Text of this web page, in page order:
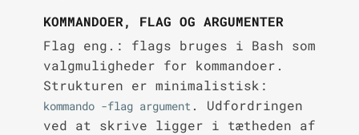
KOMMANDOER, FLAG OG ARGUMENTER
Flag eng.: flags bruges i Bash som
valgmuligheder for kommandoer.
Strukturen er minimalistisk:
kommando -flag argument . Udfordringen
ved at skrive ligger i tætheden af